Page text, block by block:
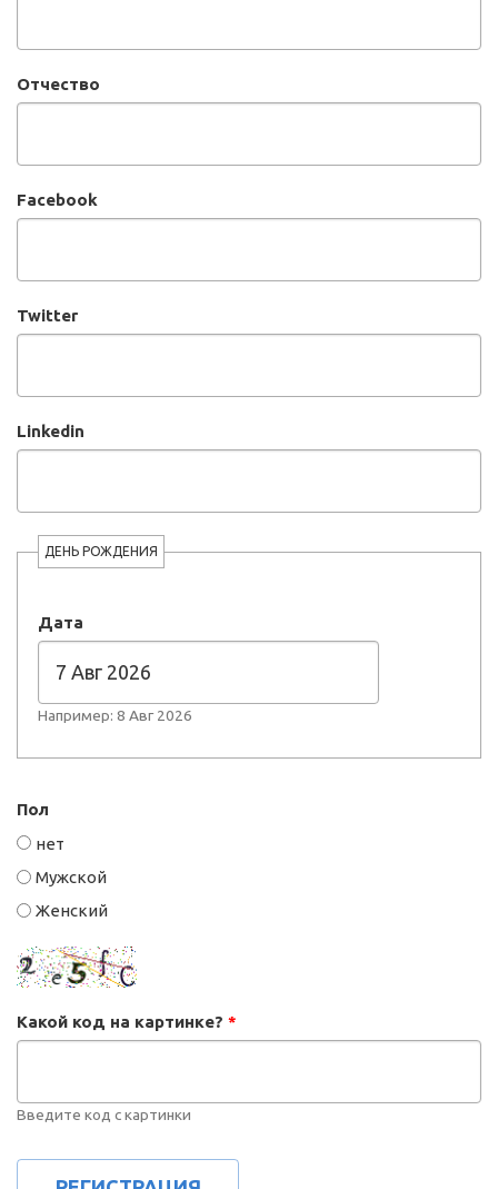
Отчество
Facebook
Twitter
Linkedin
ДЕНЬ РОЖДЕНИЯ
Дата
Например: 8 Авг 2026
Пол
нет
Мужской
Женский
Какой код на картинке? *
Введите код с картинки